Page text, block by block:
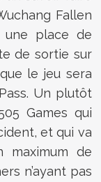
Fallen
place de
de sortie sur
le jeu sera
Un plutôt
Games qui
et qui va
maximum de
n’ayant pas